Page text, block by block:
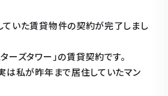
ていた賃貸物件の契約が完了しまし
ーズタワー」の賃貸契約です。
実は私が昨年まで居住していたマン